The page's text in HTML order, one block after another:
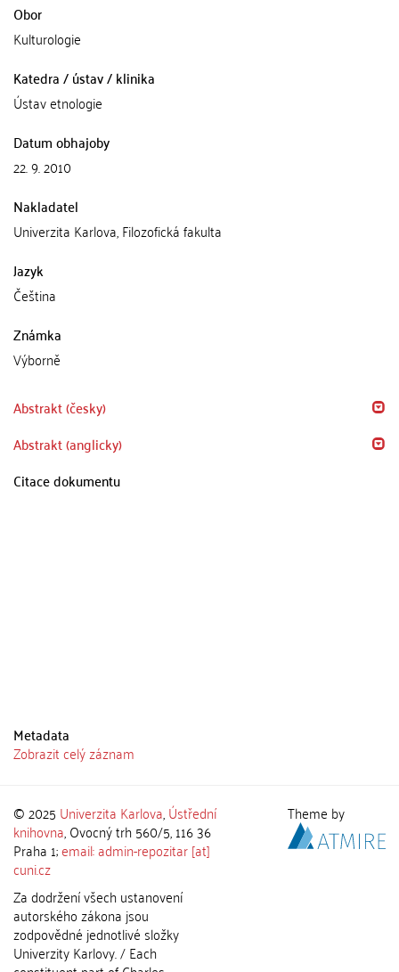
Obor
Kulturologie
Katedra / ústav / klinika
Ústav etnologie
Datum obhajoby
22. 9. 2010
Nakladatel
Univerzita Karlova, Filozofická fakulta
Jazyk
Čeština
Známka
Výborně
Abstrakt (česky)
Abstrakt (anglicky)
Citace dokumentu
Metadata
Zobrazit celý záznam
© 2025 Univerzita Karlova,Ústřední
knihovna, Ovocný trh 560/5, 116 36
Praha 1;email: admin-repozitar [at]
cuni.cz
Za dodržení všech ustanovení
autorského zákona jsou
zodpovědné jednotlivé složky
Univerzity Karlovy. / Each
Theme by